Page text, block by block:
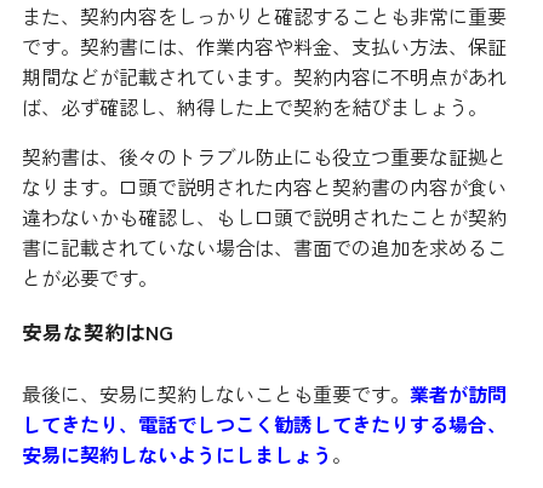
また、契約内容をしっかりと確認することも非常に重要
です。契約書には、作業内容や料金、支払い方法、保証
期間などが記載されています。契約内容に不明点があれ
ば、必ず確認し、納得した上で契約を結びましょう。
契約書は、後々のトラブル防止にも役立つ重要な証拠と
なります。口頭で説明された内容と契約書の内容が食い
違わないかも確認し、もし口頭で説明されたことが契約
書に記載されていない場合は、書面での追加を求めるこ
とが必要です。
安易な契約はNG
最後に、安易に契約しないことも重要です。 業者が訪問
してきたり、電話でしつこく勧誘してきたりする場合、
安易に契約しないようにしましょう 。